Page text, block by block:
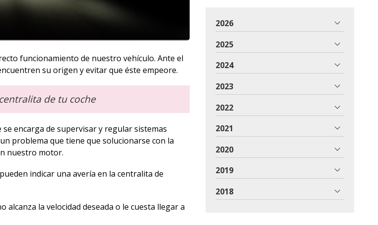
funcionamiento de nuestro vehículo. Ante el
su origen y evitar que éste empeore.
de tu coche
encarga de supervisar y regular sistemas
problema que tiene que solucionarse con la
nuestro motor.
indicar una avería en la centralita de
alcanza la velocidad deseada o le cuesta llegar a
2026
2025
2024
2023
2022
2021
2020
2019
2018